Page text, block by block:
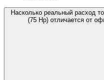
Насколько реальный расход
(75 Hp) отличается от